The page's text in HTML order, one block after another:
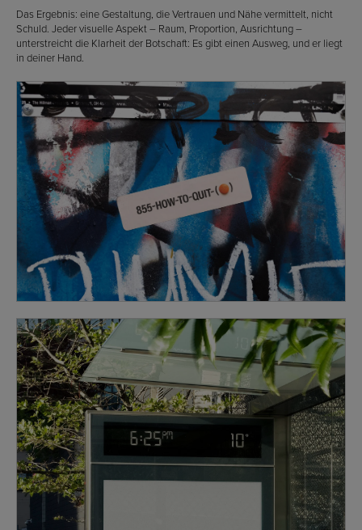
Das Ergebnis: eine Gestaltung, die Vertrauen und Nähe vermittelt, nicht
Schuld. Jeder visuelle Aspekt – Raum, Proportion, Ausrichtung –
unterstreicht die Klarheit der Botschaft: Es gibt einen Ausweg, und er liegt
in deiner Hand.